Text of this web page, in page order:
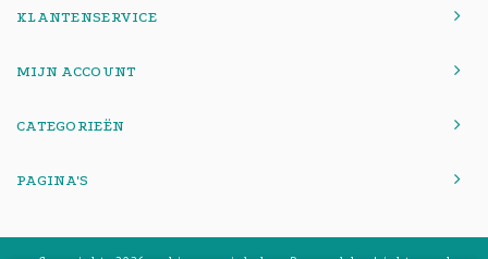
KLANTENSERVICE
MIJN ACCOUNT
CATEGORIEËN
PAGINA'S